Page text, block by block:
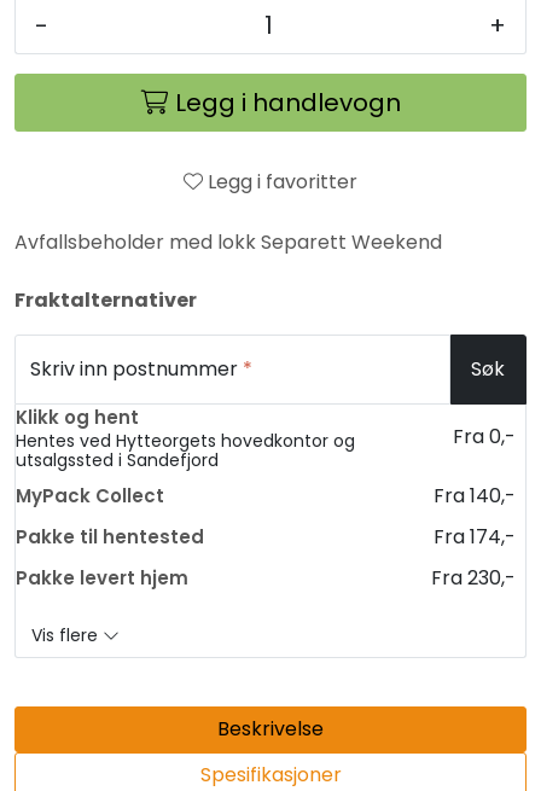
- +
Legg i handlevogn
Legg i favoritter
Avfallsbeholder med lokk Separett Weekend
Fraktalternativer
Skriv inn postnummer * Søk
Klikk og hent
Hentes ved Hytteorgets hovedkontor og
utsalgssted i Sandefjord
Fra 0,-
MyPack Collect Fra 140,-
Pakke til hentested Fra 174,-
Pakke levert hjem Fra 230,-
Vis flere
Beskrivelse
Spesifikasjoner